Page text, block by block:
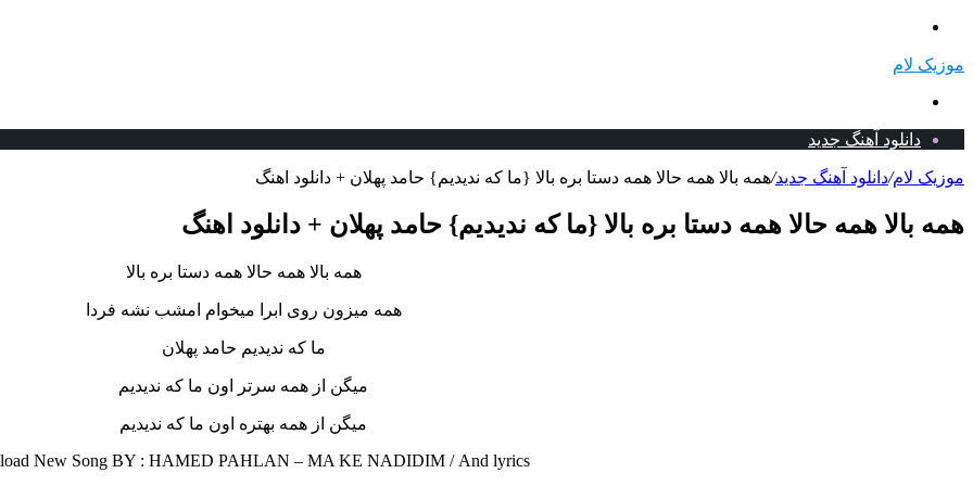
موزیک لام
دانلود آهنگ جدید
موزیک لام/دانلود آهنگ جدید/همه بالا همه حالا همه دستا بره بالا {ما که ندیدیم} حامد پهلان + دانلود اهنگ
همه بالا همه حالا همه دستا بره بالا {ما که ندیدیم} حامد پهلان + دانلود اهنگ
همه بالا همه حالا همه دستا بره بالا
همه میزون روی ابرا میخوام امشب نشه فردا
ما که ندیدیم حامد پهلان
میگن از همه سرتر اون ما که ندیدیم
میگن از همه بهتره اون ما که ندیدیم
New Song BY : HAMED PAHLAN – MA KE NADIDIM / And lyrics